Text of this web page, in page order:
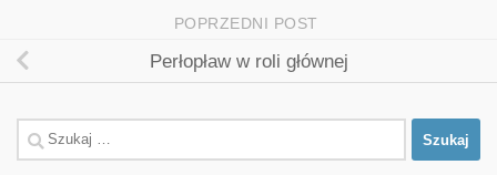
POPRZEDNI POST
Perłopław w roli głównej
Szukaj: